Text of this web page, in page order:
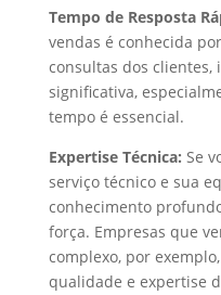
Tempo de Resposta
vendas é conhecida
consultas dos clientes,
significativa,
tempo é essencial.
Expertise Técnica: Se
serviço técnico e sua
conhecimento
força. Empresas que
complexo, por
qualidade e expertise